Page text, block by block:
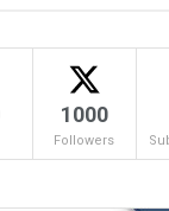
1000
Followers